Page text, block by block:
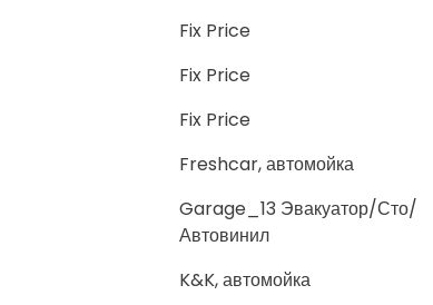
Fix Price
Fix Price
Fix Price
Freshcar, автомойка
Garage_13 Эвакуатор/Сто/
Автовинил
K&K, автомойка